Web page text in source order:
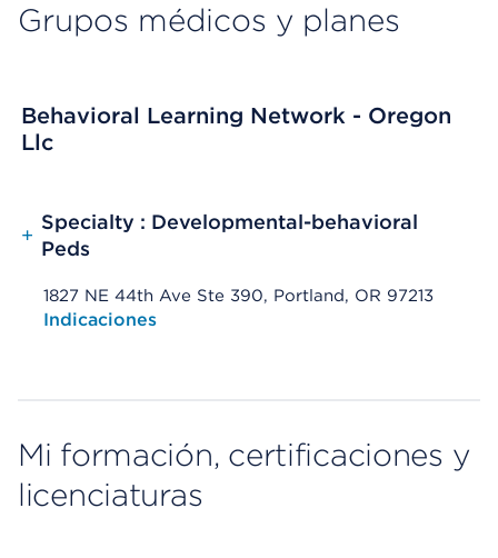
Grupos médicos y planes
Behavioral Learning Network - Oregon
Llc
+
Specialty : Developmental-behavioral
Peds
1827 NE 44th Ave Ste 390, Portland, OR 97213
Opens native map application on mobile devices
Indicaciones
Mi formación, certificaciones y
licenciaturas